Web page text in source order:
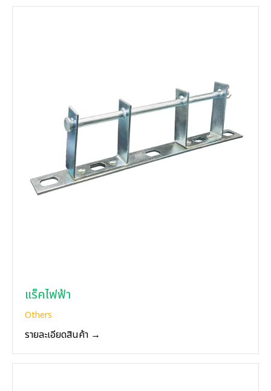
แร็คไฟฟ้า
Others
รายละเอียดสินค้า →